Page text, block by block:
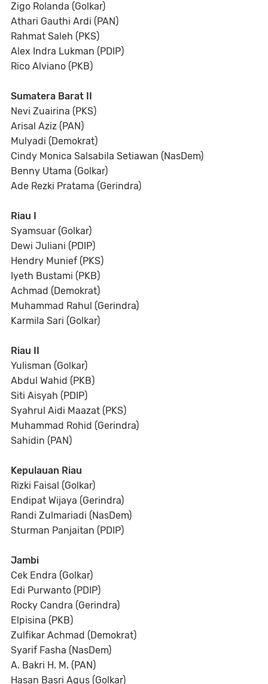
Zigo Rolanda (Golkar)
Athari Gauthi Ardi (PAN)
Rahmat Saleh (PKS)
Alex Indra Lukman (PDIP)
Rico Alviano (PKB)
Sumatera Barat II
Nevi Zuairina (PKS)
Arisal Aziz (PAN)
Mulyadi (Demokrat)
Cindy Monica Salsabila Setiawan (NasDem)
Benny Utama (Golkar)
Ade Rezki Pratama (Gerindra)
Riau I
Syamsuar (Golkar)
Dewi Juliani (PDIP)
Hendry Munief (PKS)
Iyeth Bustami (PKB)
Achmad (Demokrat)
Muhammad Rahul (Gerindra)
Karmila Sari (Golkar)
Riau II
Yulisman (Golkar)
Abdul Wahid (PKB)
Siti Aisyah (PDIP)
Syahrul Aidi Maazat (PKS)
Muhammad Rohid (Gerindra)
Sahidin (PAN)
Kepulauan Riau
Rizki Faisal (Golkar)
Endipat Wijaya (Gerindra)
Randi Zulmariadi (NasDem)
Sturman Panjaitan (PDIP)
Jambi
Cek Endra (Golkar)
Edi Purwanto (PDIP)
Rocky Candra (Gerindra)
Elpisina (PKB)
Zulfikar Achmad (Demokrat)
Syarif Fasha (NasDem)
A. Bakri H. M. (PAN)
Hasan Basri Agus (Golkar)